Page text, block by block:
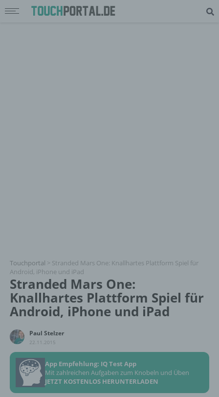
Touchportal > Stranded Mars One: Knallhartes Plattform Spiel für
Android, iPhone und iPad
Stranded Mars One:
Knallhartes Plattform Spiel für
Android, iPhone und iPad
Paul Stelzer
22.11.2015
App Empfehlung: IQ Test App
Mit zahlreichen Aufgaben zum Knobeln und Üben
JETZT KOSTENLOS HERUNTERLADEN